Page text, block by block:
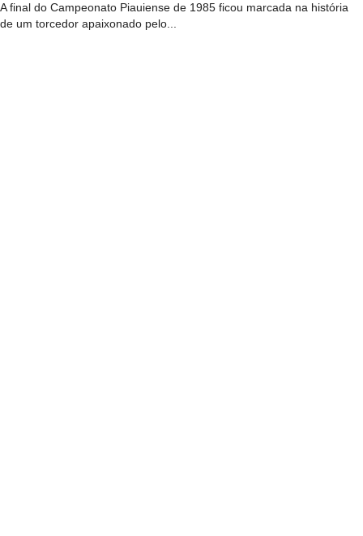
A final do Campeonato Piauiense de 1985 ficou marcada na história
de um torcedor apaixonado pelo...